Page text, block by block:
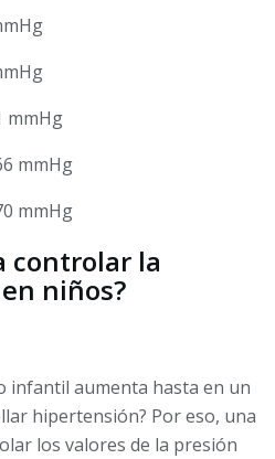
mmHg
mmHg
mmHg
controlar la
niños?
infantil aumenta hasta en un
hipertensión? Por eso, una
los valores de la presión